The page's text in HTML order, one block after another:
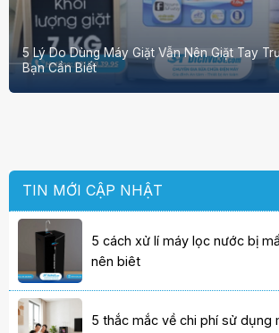
5 Lý Do Dùng Máy Giặt Vẫn Nên Giặt Tay
Bạn Cần Biết
TIN MỚI CẬP NHẬT
5 cách xử lí máy lọc nước bị
nên biêt
5 thắc mắc về chi phí sử dụng